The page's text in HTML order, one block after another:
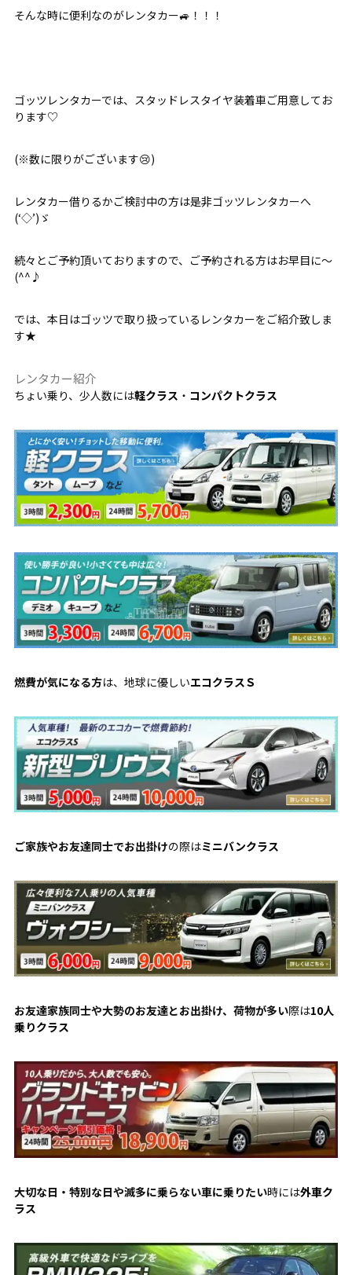
そんな時に便利なのがレンタカー🚙！！！
ゴッツレンタカーでは、スタッドレスタイヤ装着車ご用意してお
ります♡
(※数に限りがございます😢)
レンタカー借りるかご検討中の方は是非ゴッツレンタカーへ
(‘◇’)ゞ
続々とご予約頂いておりますので、ご予約される方はお早目に～
(^^♪
では、本日はゴッツで取り扱っているレンタカーをご紹介致しま
す★
レンタカー紹介
ちょい乗り、少人数には軽クラス ・ コンパクトクラス
燃費が気になる方は、地球に優しいエコクラスＳ
ご家族やお友達同士でお出掛けの際はミニバンクラス
お友達家族同士や大勢のお友達とお出掛け、荷物が多い際は10人
乗りクラス
大切な日・特別な日や滅多に乗らない車に乗りたい時には外車ク
ラス